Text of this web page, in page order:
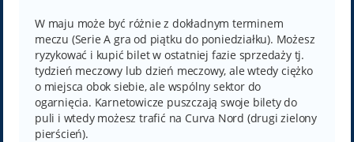
W maju może być różnie z dokładnym terminem
meczu (Serie A gra od piątku do poniedziałku). Możesz
ryzykować i kupić bilet w ostatniej fazie sprzedaży tj.
tydzień meczowy lub dzień meczowy, ale wtedy ciężko
o miejsca obok siebie, ale wspólny sektor do
ogarnięcia. Karnetowicze puszczają swoje bilety do
puli i wtedy możesz trafić na Curva Nord (drugi zielony
pierścień).